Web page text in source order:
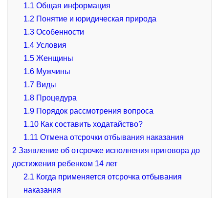
1.1 Общая информация
1.2 Понятие и юридическая природа
1.3 Особенности
1.4 Условия
1.5 Женщины
1.6 Мужчины
1.7 Виды
1.8 Процедура
1.9 Порядок рассмотрения вопроса
1.10 Как составить ходатайство?
1.11 Отмена отсрочки отбывания наказания
2 Заявление об отсрочке исполнения приговора до
достижения ребенком 14 лет
2.1 Когда применяется отсрочка отбывания
наказания